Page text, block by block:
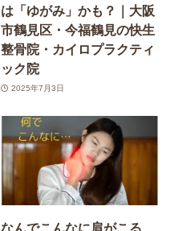
は「ゆがみ」かも？｜大阪
市鶴見区・今福鶴見の快生
整骨院・カイロプラクティ
ック院
2025年7月3日